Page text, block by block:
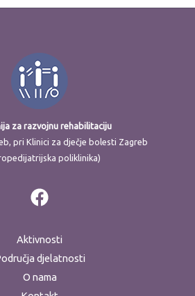
za razvojnu rehabilitaciju
pri Klinici za dječje bolesti Zagreb
poliklinika)
Aktivnosti
djelatnosti
O nama